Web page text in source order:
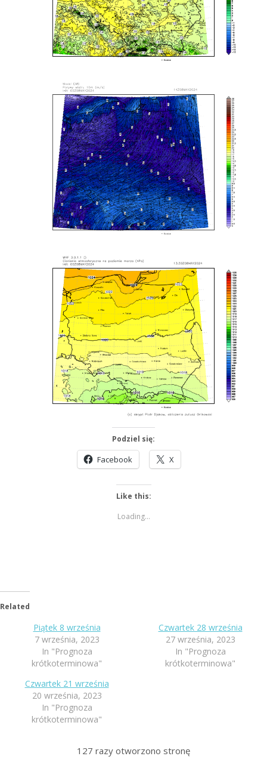
Podziel się:
Facebook X
Like this:
Loading...
Related
Piątek 8 września
7 września, 2023
In "Prognoza
krótkoterminowa"
Czwartek 28 września
27 września, 2023
In "Prognoza
krótkoterminowa"
Czwartek 21 września
20 września, 2023
In "Prognoza
krótkoterminowa"
127 razy otworzono stronę